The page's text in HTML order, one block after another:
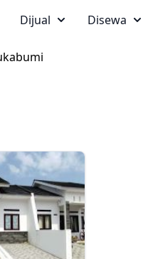
Dijual Disewa